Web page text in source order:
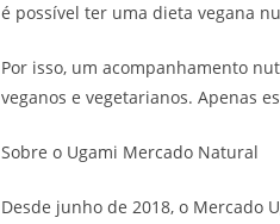
é possível ter uma dieta vegana
Por isso, um acompanhamento
veganos e vegetarianos. Apenas
Sobre o Ugami Mercado Natural
Desde junho de 2018, o Mercado